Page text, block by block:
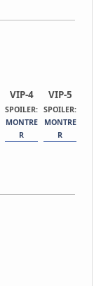
VIP-4
SPOILER:
MONTRE
R
VIP-5
SPOILER:
MONTRE
R